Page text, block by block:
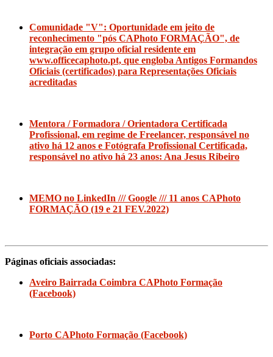
Comunidade "V": Oportunidade em jeito de
reconhecimento "pós CAPhoto FORMAÇÃO", de
integração em grupo oficial residente em
www.officecaphoto.pt, que engloba Antigos Formandos
Oficiais (certificados) para Representações Oficiais
acreditadas
Mentora / Formadora / Orientadora Certificada
Profissional, em regime de Freelancer, responsável no
ativo há 12 anos e Fotógrafa Profissional Certificada,
responsável no ativo há 23 anos: Ana Jesus Ribeiro
MEMO no LinkedIn /// Google /// 11 anos CAPhoto
FORMAÇÃO (19 e 21 FEV.2022)
Páginas oficiais associadas:
Aveiro Bairrada Coimbra CAPhoto Formação
(Facebook)
Porto CAPhoto Formação (Facebook)